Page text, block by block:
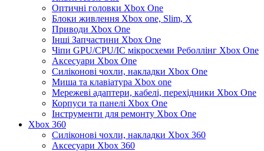
Оптичні головки Xbox One
Блоки живлення Xbox one, Slim, X
Приводи Xbox One
Інші Запчастини Xbox One
Чіпи GPU/CPU/IC мікросхеми Реболлінг Xbox One
Аксесуари Xbox One
Силіконові чохли, накладки Xbox One
Миша та клавіатура Xbox one
Мережеві адаптери, кабелі, перехідники Xbox One
Корпуси та панелі Xbox One
Інструменти для ремонту Xbox One
Xbox 360
Силіконові чохли, накладки Xbox 360
Аксесуари Xbox 360